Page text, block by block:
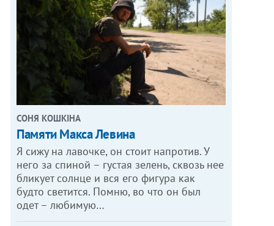
СОНЯ КОШКІНА
Памяти Макса Левина
Я сижу на лавочке, он стоит напротив. У
него за спиной – густая зелень, сквозь нее
бликует солнце и вся его фигура как
будто светится. Помню, во что он был
одет – любимую…